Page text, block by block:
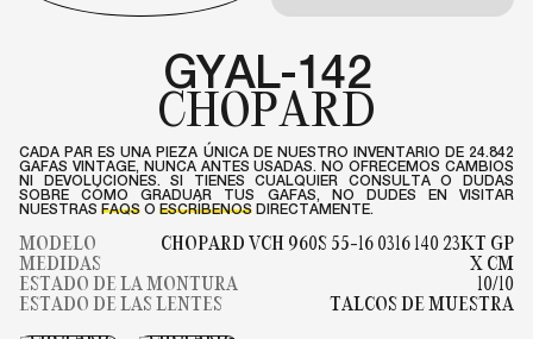
GYAL-142
CHOPARD
CADA PAR ES UNA PIEZA ÚNICA DE NUESTRO INVENTARIO DE 24.842
GAFAS VINTAGE, NUNCA ANTES USADAS. NO OFRECEMOS CAMBIOS
NI DEVOLUCIONES. SI TIENES CUALQUIER CONSULTA O DUDAS
SOBRE CÓMO GRADUAR TUS GAFAS, NO DUDES EN VISITAR
NUESTRAS FAQS O ESCRÍBENOS DIRECTAMENTE.
MODELO
CHOPARD VCH 960S 55-16 0316 140 23KT GP
MEDIDAS
X CM
ESTADO DE LA MONTURA
10/10
ESTADO DE LAS LENTES
TALCOS DE MUESTRA
CHOPARD
CHOPARD